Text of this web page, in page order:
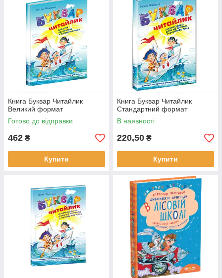
Книга Буквар Читайлик
Великий формат
Готово до відправки
462 ₴
Купити
Книга Буквар Читайлик
Стандартний формат
В наявності
220,50 ₴
Купити